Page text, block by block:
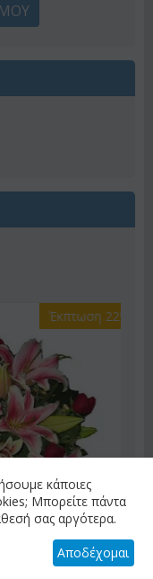
Έκπτωση 22%
κάποιες
Μπορείτε πάντα
σας αργότερα.
Αποδέχομαι